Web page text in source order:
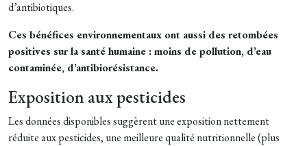
d’antibiotiques.
Ces bénéfices environnementaux ont aussi des retombées
positives sur la santé humaine : moins de pollution, d’eau
contaminée, d’antibiorésistance.
Exposition aux pesticides
Les données disponibles suggèrent une exposition nettement
réduite aux pesticides, une meilleure qualité nutritionnelle (plus